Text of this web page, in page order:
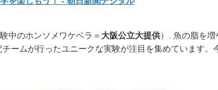
中のホンソメワケベラ＝ 大阪公立大提供）. 魚の脂を増
ームが行ったユニークな実験が注目を集めています。